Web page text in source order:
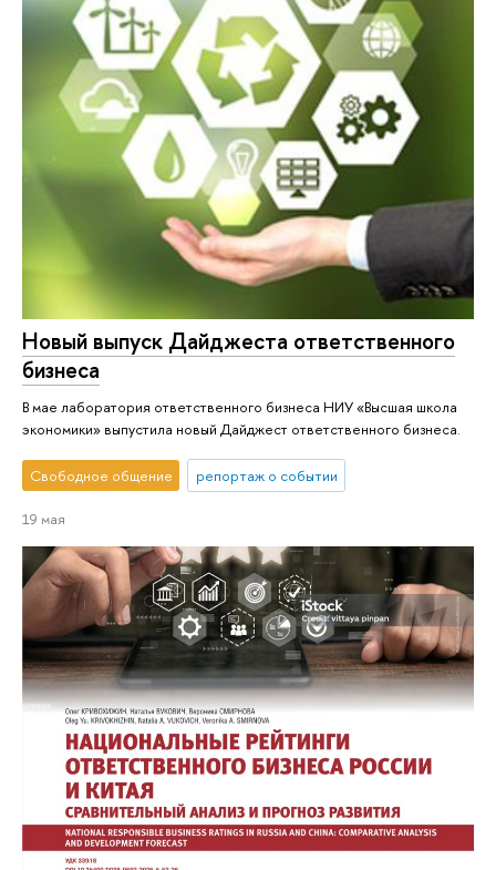
Новый выпуск Дайджеста ответственного
бизнеса
В мае лаборатория ответственного бизнеса НИУ «Высшая школа
экономики» выпустила новый Дайджест ответственного бизнеса.
Свободное общение репортаж о событии
19 мая